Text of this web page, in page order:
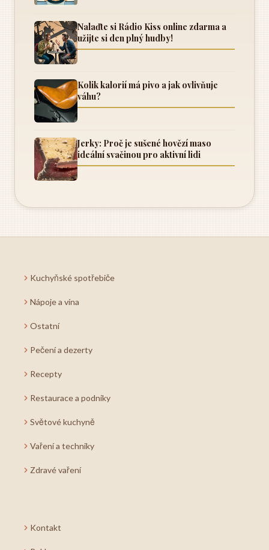
Nalaďte si Rádio Kiss online zdarma a
užijte si den plný hudby!
Kolik kalorií má pivo a jak ovlivňuje
váhu?
Jerky: Proč je sušené hovězí maso
ideální svačinou pro aktivní lidi
Kuchyňské spotřebiče
Nápoje a vína
Ostatní
Pečení a dezerty
Recepty
Restaurace a podniky
Světové kuchyně
Vaření a techniky
Zdravé vaření
Kontakt